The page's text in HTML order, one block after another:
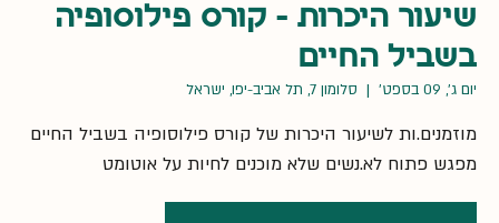
שיעור היכרות - קורס פילוסופיה
בשביל החיים
יום ג׳, 09 בספט׳
  |
סלומון 7, תל אביב-יפו, ישראל
מפגש פתוח לא.נשים שלא מוכנים לחיות על אוטומט